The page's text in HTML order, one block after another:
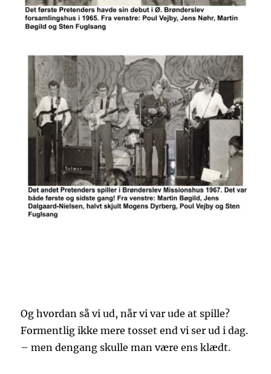
Og hvordan så vi ud, når vi var ude at spille?
Formentlig ikke mere tosset end vi ser ud i dag.
– men dengang skulle man være ens klædt.